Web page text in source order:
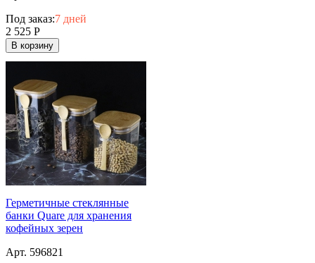
Под заказ:7 дней
2 525 Р
В корзину
Герметичные стеклянные
банки Quare для хранения
кофейных зерен
Арт. 596821